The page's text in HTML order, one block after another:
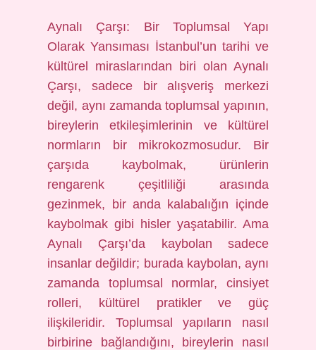
Aynalı Çarşı: Bir Toplumsal Yapı
Olarak Yansıması İstanbul’un tarihi ve
kültürel miraslarından biri olan Aynalı
Çarşı, sadece bir alışveriş merkezi
değil, aynı zamanda toplumsal yapının,
bireylerin etkileşimlerinin ve kültürel
normların bir mikrokozmosudur. Bir
çarşıda kaybolmak, ürünlerin
rengarenk çeşitliliği arasında
gezinmek, bir anda kalabalığın içinde
kaybolmak gibi hisler yaşatabilir. Ama
Aynalı Çarşı’da kaybolan sadece
insanlar değildir; burada kaybolan, aynı
zamanda toplumsal normlar, cinsiyet
rolleri, kültürel pratikler ve güç
ilişkileridir. Toplumsal yapıların nasıl
birbirine bağlandığını, bireylerin nasıl